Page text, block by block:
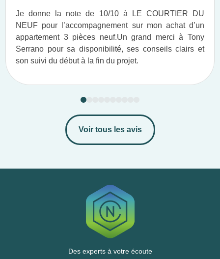
Je donne la note de 10/10 à LE COURTIER DU
NEUF pour l’accompagnement sur mon achat d’un
appartement 3 pièces neuf.​ Un grand merci à Tony
Serrano pour sa disponibilité, ses conseils clairs et
son suivi du début à la fin du projet.​
Voir tous les avis
Des experts à votre écoute